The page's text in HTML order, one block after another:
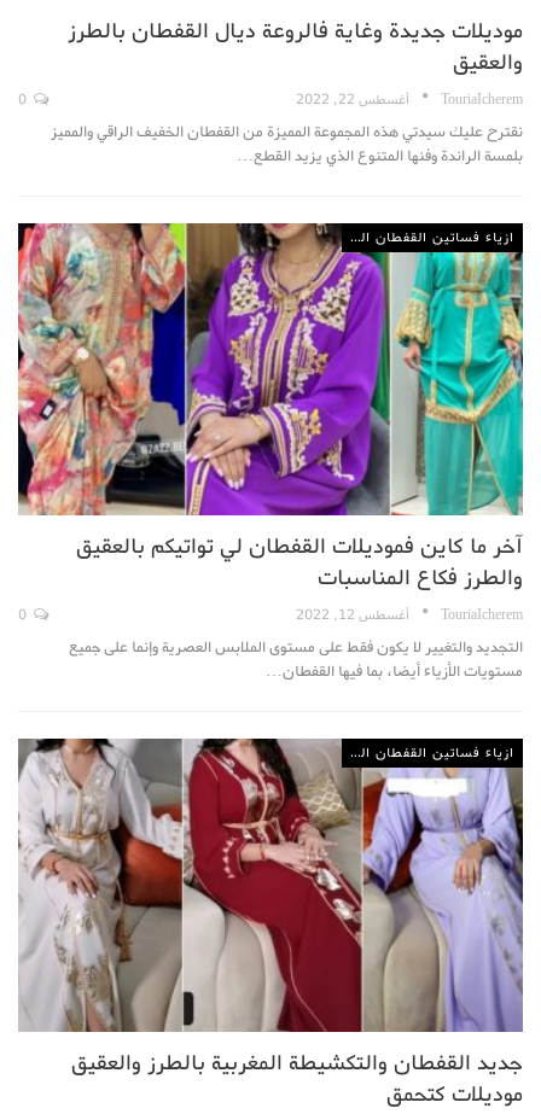
موديلات جديدة وغاية فالروعة ديال القفطان بالطرز
والعقيق
TouriaIcherem أغسطس 22, 2022
نقترح عليك سيدتي هذه المجموعة المميزة من القفطان الخفيف الراقي والمميز
بلمسة الراندة وفنها المتنوع الذي يزيد القطع…
ازياء فساتين القفطان المغربي
آخر ما كاين فموديلات القفطان لي تواتيكم بالعقيق
والطرز فكاع المناسبات
TouriaIcherem أغسطس 12, 2022
التجديد والتغيير لا يكون فقط على مستوى الملابس العصرية وإنما على جميع
مستويات الأزياء أيضا، بما فيها القفطان…
ازياء فساتين القفطان المغربي
جديد القفطان والتكشيطة المغربية بالطرز والعقيق
موديلات كتحمق